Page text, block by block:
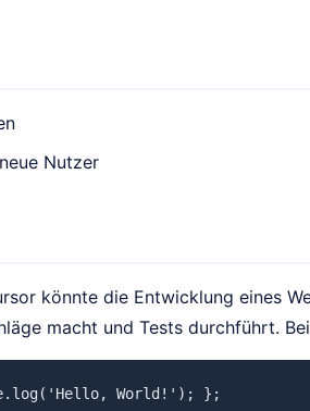
Nutzer
könnte die Entwicklung eines
macht und Tests durchführt.
World!'); };